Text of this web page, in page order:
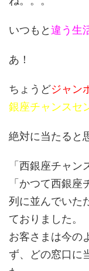
いつもと違う生
あ！
ちょうどジャン
銀座チャンスセ
絶対に当たると
「西銀座チャン
「かつて西銀
列に並んでいた
ておりました。
お客さまは今の
ず、どの窓口に